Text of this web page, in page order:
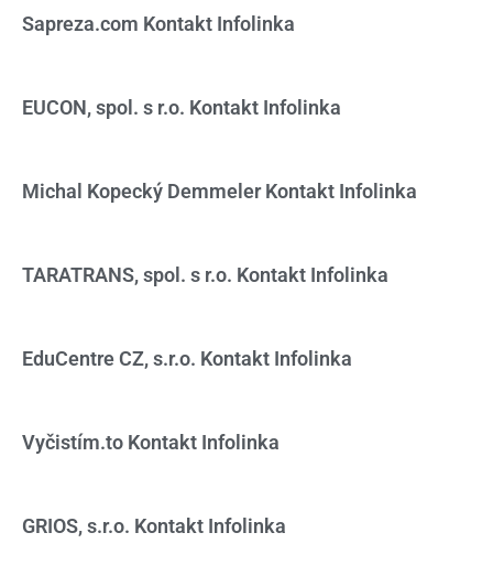
Sapreza.com Kontakt Infolinka
EUCON, spol. s r.o. Kontakt Infolinka
Michal Kopecký Demmeler Kontakt Infolinka
TARATRANS, spol. s r.o. Kontakt Infolinka
EduCentre CZ, s.r.o. Kontakt Infolinka
Vyčistím.to Kontakt Infolinka
GRIOS, s.r.o. Kontakt Infolinka